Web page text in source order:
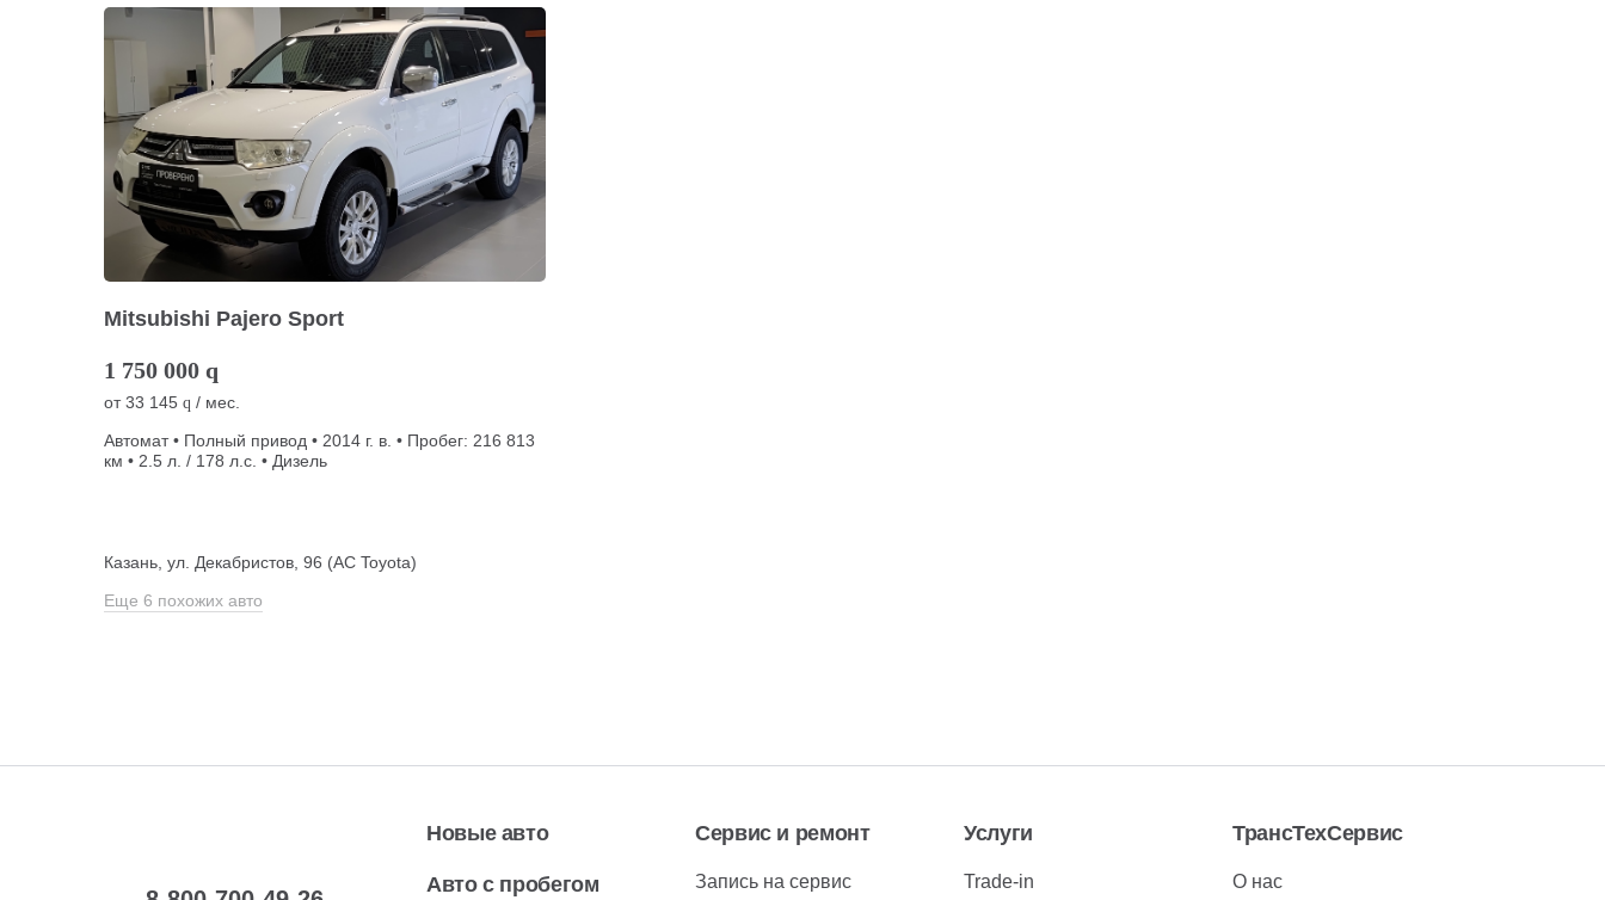
Mitsubishi Pajero Sport
1 750 000 q
от33 145 q / мес.
Автомат • Полный привод • 2014 г. в. • Пробег: 216 813
км • 2.5 л. / 178 л.с. • Дизель
Казань, ул. Декабристов, 96 (АС Toyota)
Еще 6 похожих авто
Новые авто
Авто с пробегом
Сервис и ремонт
Запись на сервис
Услуги
Trade-in
ТрансТехСервис
О нас